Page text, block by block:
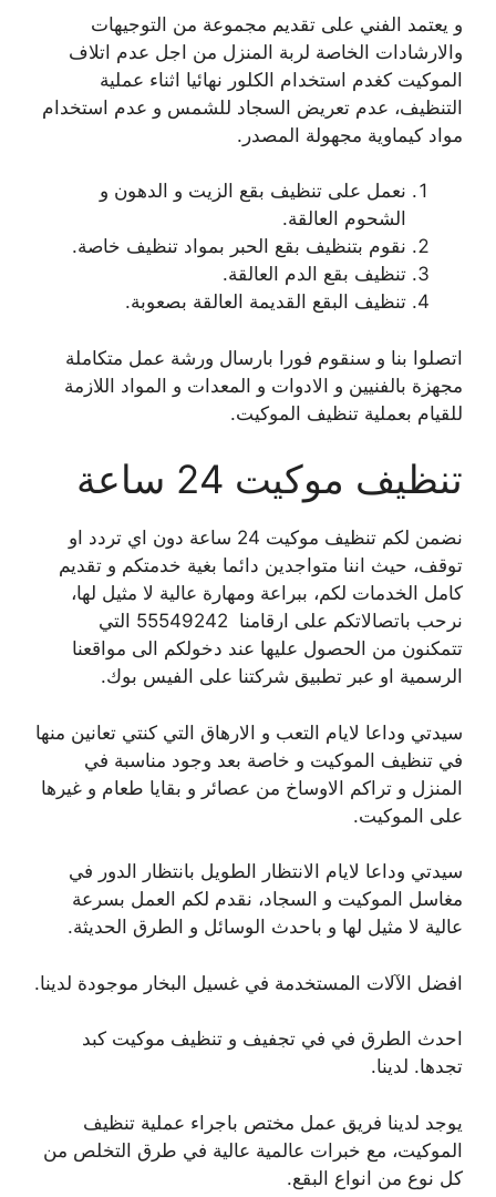
و يعتمد الفني على تقديم مجموعة من التوجيهات
والارشادات الخاصة لربة المنزل من اجل عدم اتلاف
الموكيت كغدم استخدام الكلور نهائيا اثناء عملية
التنظيف، عدم تعريض السجاد للشمس و عدم استخدام
مواد كيماوية مجهولة المصدر.
نعمل على تنظيف بقع الزيت و الدهون و
الشحوم العالقة.
نقوم بتنظيف بقع الحبر بمواد تنظيف خاصة.
تنظيف بقع الدم العالقة.
تنظيف البقع القديمة العالقة بصعوبة.
اتصلوا بنا و سنقوم فورا بارسال ورشة عمل متكاملة
مجهزة بالفنيين و الادوات و المعدات و المواد اللازمة
للقيام بعملية تنظيف الموكيت.
تنظيف موكيت 24 ساعة
نضمن لكم تنظيف موكيت 24 ساعة دون اي تردد او
توقف، حيث اننا متواجدين دائما بغية خدمتكم و تقديم
كامل الخدمات لكم، ببراعة ومهارة عالية لا مثيل لها،
نرحب باتصالاتكم على ارقامنا 55549242 التي
تتمكنون من الحصول عليها عند دخولكم الى مواقعنا
الرسمية او عبر تطبيق شركتنا على الفيس بوك.
سيدتي وداعا لايام التعب و الارهاق التي كنتي تعانين منها
في تنظيف الموكيت و خاصة بعد وجود مناسبة في
المنزل و تراكم الاوساخ من عصائر و بقايا طعام و غيرها
على الموكيت.
سيدتي وداعا لايام الانتظار الطويل بانتظار الدور في
مغاسل الموكيت و السجاد، نقدم لكم العمل بسرعة
عالية لا مثيل لها و باحدث الوسائل و الطرق الحديثة.
افضل الآلات المستخدمة في غسيل البخار موجودة لدينا.
احدث الطرق في في تجفيف و تنظيف موكيت كبد
تجدها. لدينا.
يوجد لدينا فريق عمل مختص باجراء عملية تنظيف
الموكيت، مع خبرات عالمية عالية في طرق التخلص من
كل نوع من انواع البقع.